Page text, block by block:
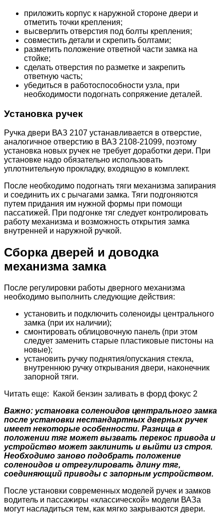
приложить корпус к наружной стороне двери и
отметить точки крепления;
высверлить отверстия под болты крепления;
совместить детали и скрепить болтами;
разметить положение ответной части замка на
стойке;
сделать отверстия по разметке и закрепить
ответную часть;
убедиться в работоспособности узла, при
необходимости подогнать сопряжение деталей.
Установка ручек
Ручка двери ВАЗ 2107 устанавливается в отверстие,
аналогичное отверстию в ВАЗ 2108-21099, поэтому
установка новых ручек не требует доработки дери. При
установке надо обязательно использовать
уплотнительную прокладку, входящую в комплект.
После необходимо подогнать тяги механизма запирания
и соединить их с рычагами замка. Тяги подгоняются
путем придания им нужной формы при помощи
пассатижей. При подгонке тяг следует контролировать
работу механизма и возможность открытия замка
внутренней и наружной ручкой.
Сборка дверей и доводка
механизма замка
После регулировки работы дверного механизма
необходимо выполнить следующие действия:
установить и подключить соленоиды центрального
замка (при их наличии);
смонтировать облицовочную панель (при этом
следует заменить старые пластиковые пистоны на
новые);
установить ручку поднятия/опускания стекла,
внутреннюю ручку открывания двери, наконечник
запорной тяги.
Читать еще: Какой бензин заливать в форд фокус 2
Важно: установка соленоидов центрального замка
после установки нестандартных дверных ручек
имеет некоторые особенности. Разница в
положении тяг может вызвать перекос привода и
устройство может заклинить и выйти из строя.
Необходимо заново подобрать положение
соленоидов и отрегулировать длину тяг,
соединяющий приводы с запорным устройством.
После установки современных моделей ручек и замков
водитель и пассажиры «классической» модели ВАЗа
могут насладиться тем, как мягко закрываются двери.